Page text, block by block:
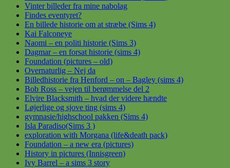
Vinter billeder fra mine nabolag
Findes eventyret?
En billede historie om at stræbe (Sims 4)
Kai Falconeye
Naomi – en politi historie (Sims 3)
Dagmar – en forsat historie (sims 4)
Foundation (pictures – old)
Overnaturlig – Nej da
Billedhistorie fra Henford – on – Bagley (sims 4)
Bob Ross – vejen til berømmelse del 2
Elvire Blacksmith – hvad der videre hændte
Løjerlige og sjove ting (sims 4)
gymnasie/highschool pakken (Sims 4)
Isla Paradiso(Sims 3 )
exploration with Morgana (life&death pack)
Foundation – a new era (pictures)
History in pictures (Innisgreen)
Ivy Barrel – a sims 3 story